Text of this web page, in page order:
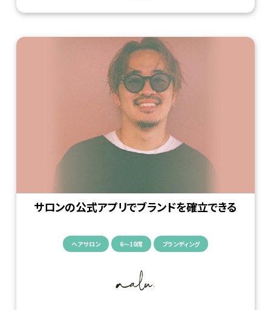
サロンの公式アプリでブランドを確立できる
ヘアサロン 6〜10席 ブランディング